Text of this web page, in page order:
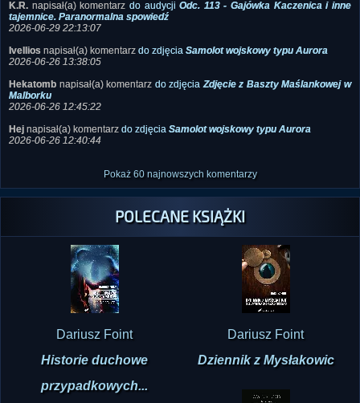
Ivelliosnapisał(a) komentarzdo zdjęcia
2026-06-26 13:38:05
Hekatombnapisał(a) komentarzdo zdjęciaZdjęcie z Baszty Maślankowej w
Malborku
Hejnapisał(a) komentarz
2026-06-26 12:40:44
POLECANE KSIĄŻKI
Dariusz Foint
Historie duchowe
przypadkowych...
Dariusz Foint
Dziennik z Mysłakowic